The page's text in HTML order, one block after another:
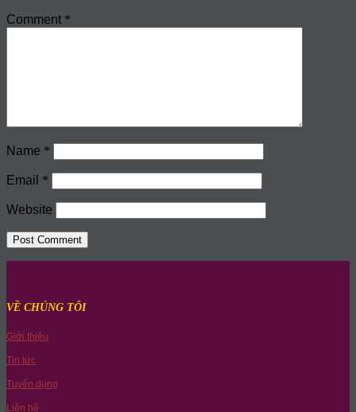
Comment *
Name *
Email *
Website
VỀ CHÚNG TÔI
Giới thiệu
Tin tức
Tuyển dụng
Liên hệ